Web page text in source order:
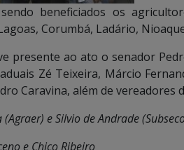
sendo beneficiados os
Corumbá, Ladário,
presente ao ato o senador
Zé Teixeira, Márcio
Caravina, além de
(Agraer) e Silvio de Andrade
e Chico Ribeiro